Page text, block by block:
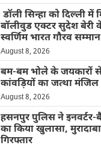
डॉली सिन्हा को दिल्ली में
बॉलीवुड एक्टर सुदेश बेरी
स्वर्णिम भारत गौरव सम्मान
August 8, 2026
बम-बम भोले के जयकारों
कांवड़ियों का जत्था
August 8, 2026
हसनपुर पुलिस ने इनवर्टर-
का किया खुलासा,
गिरफ्तार